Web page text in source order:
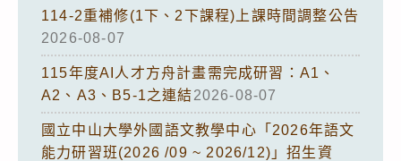
114-2重補修(1下、2下課程)上課時間調整公告
2026-08-07
115年度AI人才方舟計畫需完成研習：A1、
A2、A3、B5-1之連結2026-08-07
國立中山大學外國語文教學中心「2026年語文
能力研習班(2026 /09 ~ 2026/12)」招生資